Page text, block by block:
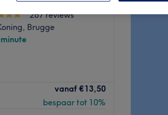
Go to venue
267 reviews
Brugge
vanaf €13,50
bespaar tot 10%